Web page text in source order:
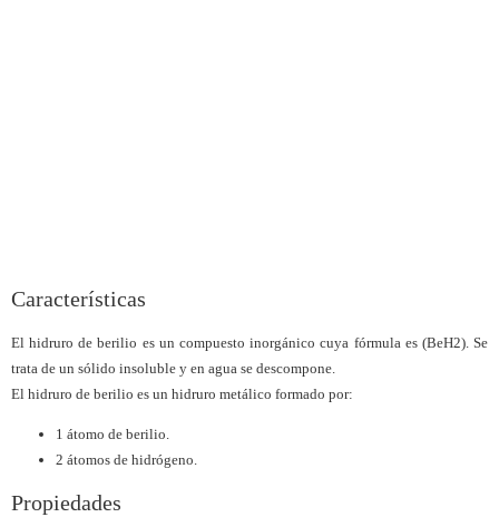
Características
El hidruro de berilio es un compuesto inorgánico cuya fórmula es (BeH2). Se
trata de un sólido insoluble y en agua se descompone.
El hidruro de berilio es un hidruro metálico formado por:
1 átomo de berilio.
2 átomos de hidrógeno.
Propiedades